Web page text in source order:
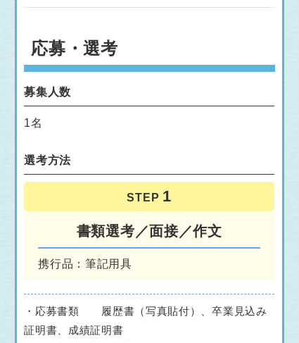
応募・選考
募集人数
1名
選考方法
STEP
書類選考／面接／作文
携行品：筆記用具
・応募書類 履歴書（写真貼付）、卒業見込み
証明書、成績証明書